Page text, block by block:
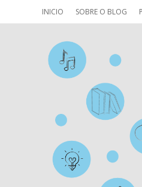
INICIO SOBRE O BLOG